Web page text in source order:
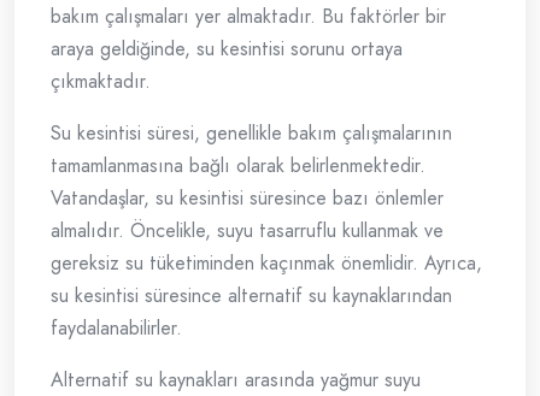
bakım çalışmaları yer almaktadır. Bu faktörler bir
araya geldiğinde, su kesintisi sorunu ortaya
çıkmaktadır.
Su kesintisi süresi, genellikle bakım çalışmalarının
tamamlanmasına bağlı olarak belirlenmektedir.
Vatandaşlar, su kesintisi süresince bazı önlemler
almalıdır. Öncelikle, suyu tasarruflu kullanmak ve
gereksiz su tüketiminden kaçınmak önemlidir. Ayrıca,
su kesintisi süresince alternatif su kaynaklarından
faydalanabilirler.
Alternatif su kaynakları arasında yağmur suyu